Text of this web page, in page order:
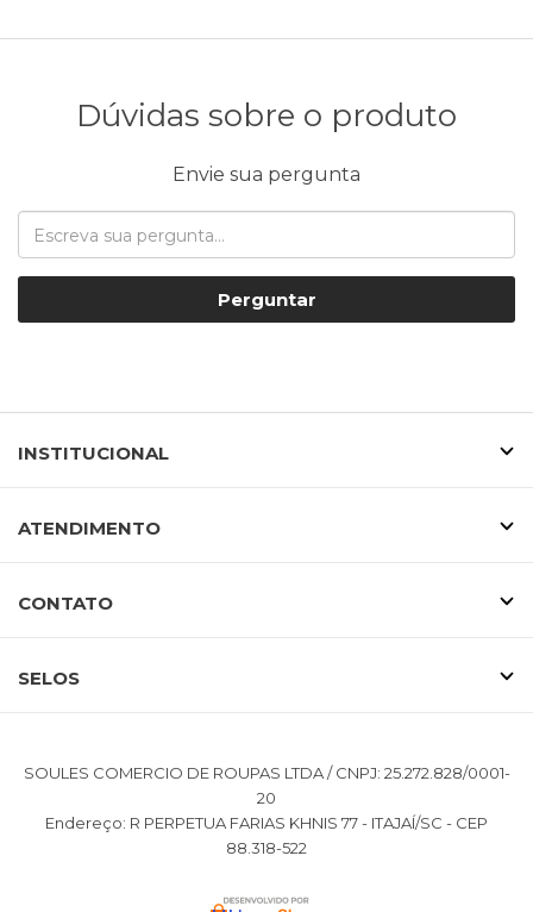
Dúvidas sobre o produto
Envie sua pergunta
Perguntar
INSTITUCIONAL
ATENDIMENTO
CONTATO
SELOS
SOULES COMERCIO DE ROUPAS LTDA / CNPJ: 25.272.828/0001-
20
Endereço: R PERPETUA FARIAS KHNIS 77 - ITAJAÍ/SC - CEP
88.318-522